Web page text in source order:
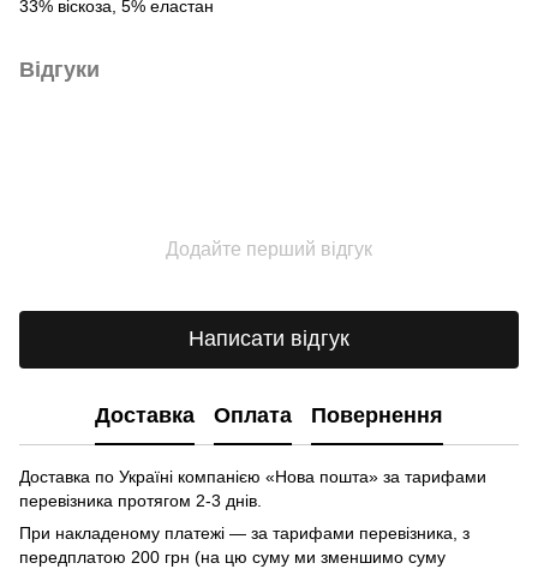
33% віскоза, 5% еластан
Відгуки
Додайте перший відгук
Написати відгук
Доставка Оплата Повернення
Доставка по Україні компанією «Нова пошта» зa тарифами
перевізника протягом 2-3 днів.
При накладеному платежі — за тарифами перевізника, з
передплатою 200 грн (на цю суму ми зменшимо суму